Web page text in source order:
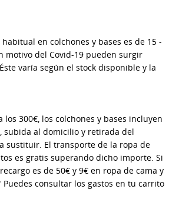
en colchones y bases es de 15 -
motivo del Covid-19 pueden surgir
varía según el stock disponible y la
los 300€, los colchones y bases incluyen
subida al domicilio y retirada del
sustituir. El transporte de la ropa de
es gratis superando dicho importe. Si
es de 50€ y 9€ en ropa de cama y
consultar los gastos en tu carrito